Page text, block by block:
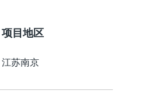
项目地区
江苏南京